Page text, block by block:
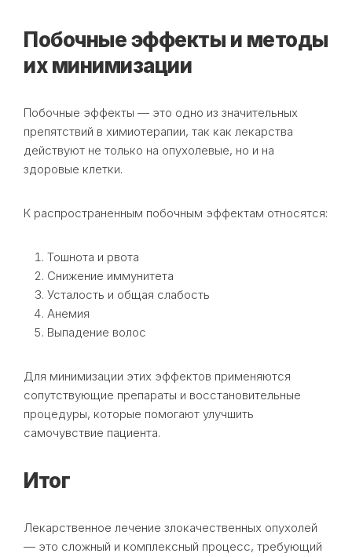
Побочные эффекты и методы
их минимизации
Побочные эффекты — это одно из значительных
препятствий в химиотерапии, так как лекарства
действуют не только на опухолевые, но и на
здоровые клетки.
К распространенным побочным эффектам относятся:
Тошнота и рвота
Снижение иммунитета
Усталость и общая слабость
Анемия
Выпадение волос
Для минимизации этих эффектов применяются
сопутствующие препараты и восстановительные
процедуры, которые помогают улучшить
самочувствие пациента.
Итог
Лекарственное лечение злокачественных опухолей
— это сложный и комплексный процесс, требующий